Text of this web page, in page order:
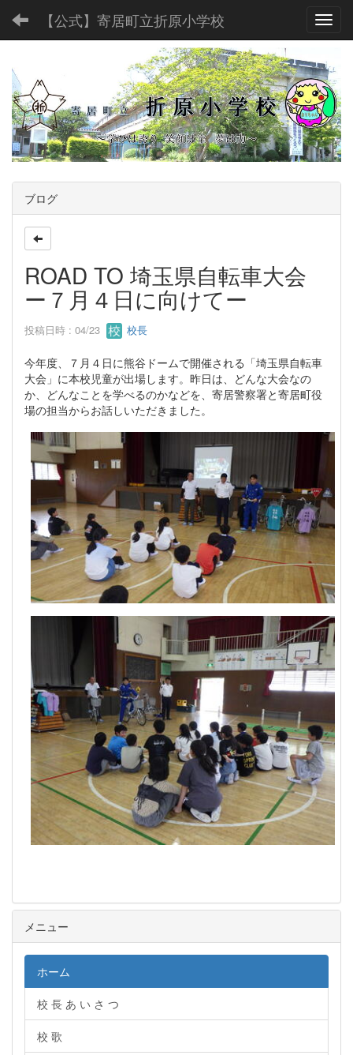
【公式】寄居町立折原小学校
ブログ
ROAD TO 埼玉県自転車大会
ー７月４日に向けてー
投稿日時 : 04/23 校長
今年度、７月４日に熊谷ドームで開催される「埼玉県自転車
大会」に本校児童が出場します。昨日は、どんな大会なの
か、どんなことを学べるのかなどを、寄居警察署と寄居町役
場の担当からお話しいただきました。
メニュー
ホーム
校 長 あ い さ つ
校 歌